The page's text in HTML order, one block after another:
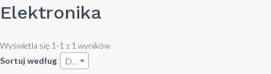
Elektronika
Wyświetla się 1-1 z 1 wyników
Sortuj według
Data